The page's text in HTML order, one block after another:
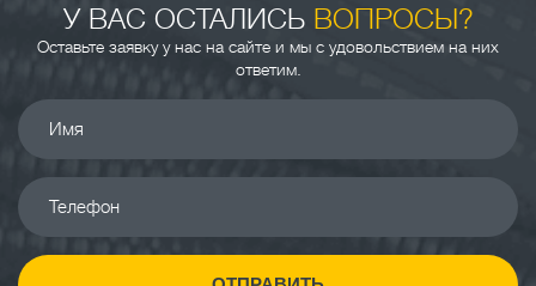
У ВАС ОСТАЛИСЬ ВОПРОСЫ?
Оставьте заявку у нас на сайте и мы с удовольствием на них
ответим.
Имя
Телефон